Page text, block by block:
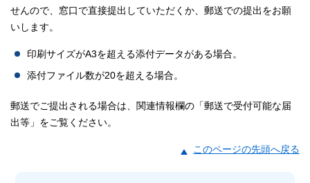
せんので、窓口で直接提出していただくか、郵送での提出をお願
いします。
印刷サイズがA3を超える添付データがある場合。
添付ファイル数が20を超える場合。
郵送でご提出される場合は、関連情報欄の「郵送で受付可能な届
出等」をご覧ください。
このページの先頭へ戻る